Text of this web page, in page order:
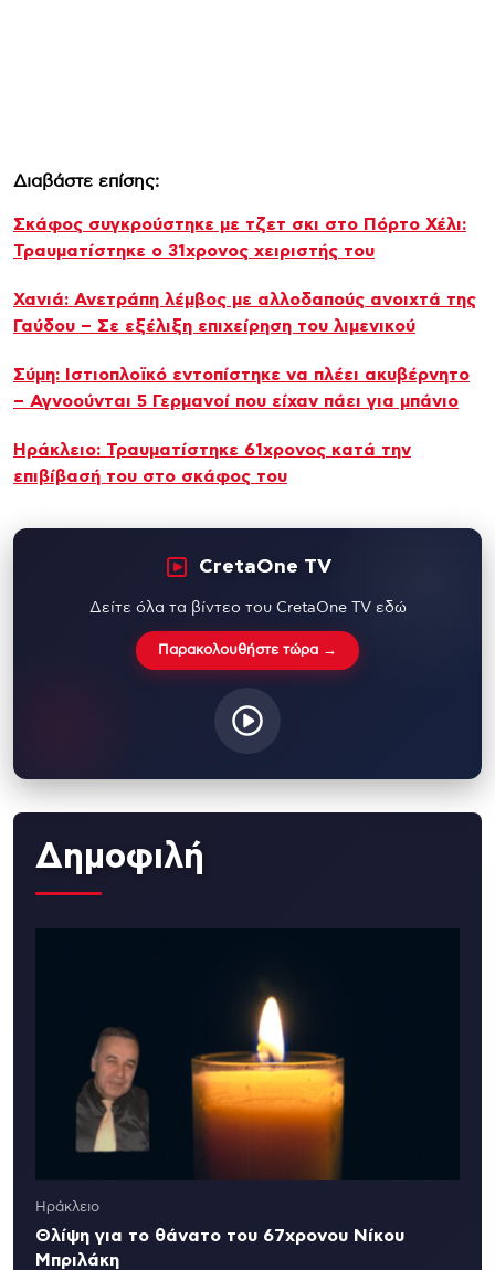
Διαβάστε επίσης:
Σκάφος συγκρούστηκε με τζετ σκι στο Πόρτο Χέλι:
Τραυματίστηκε ο 31χρονος χειριστής του
Χανιά: Ανετράπη λέμβος με αλλοδαπούς ανοιχτά της
Γαύδου – Σε εξέλιξη επιχείρηση του λιμενικού
Σύμη: Ιστιοπλοϊκό εντοπίστηκε να πλέει ακυβέρνητο
– Αγνοούνται 5 Γερμανοί που είχαν πάει για μπάνιο
Ηράκλειο: Τραυματίστηκε 61χρονος κατά την
επιβίβασή του στο σκάφος του
CretaOne TV
Δείτε όλα τα βίντεο του CretaOne TV εδώ
Παρακολουθήστε τώρα →
Δημοφιλή
Ηράκλειο
Θλίψη για το θάνατο του 67χρονου Νίκου
Μπριλάκη